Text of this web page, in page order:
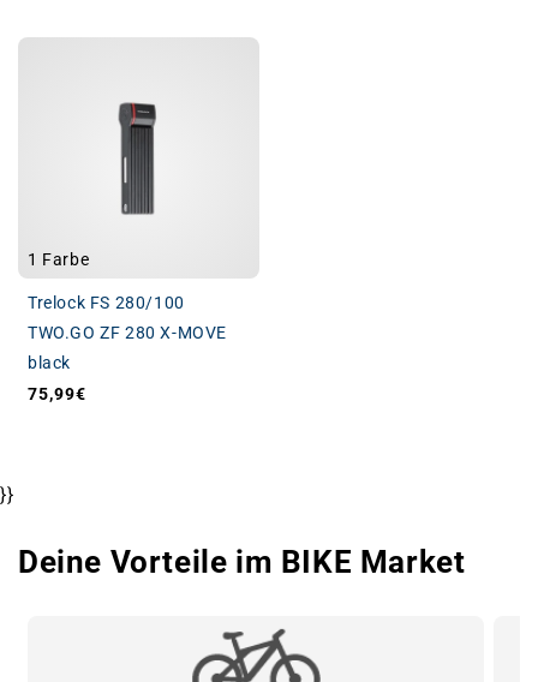
1 Farbe
Trelock FS 280/100
TWO.GO ZF 280 X-MOVE
black
Normaler Preis
75,99€
}}
Deine Vorteile im BIKE Market